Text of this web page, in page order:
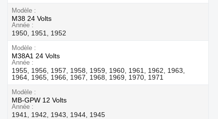
Modèle
M38 24 Volts
Année
1950, 1951, 1952
Modèle
M38A1 24 Volts
Année
1955, 1956, 1957, 1958, 1959, 1960, 1961, 1962, 1963,
1964, 1965, 1966, 1967, 1968, 1969, 1970, 1971
Modèle
MB-GPW 12 Volts
Année
1941, 1942, 1943, 1944, 1945